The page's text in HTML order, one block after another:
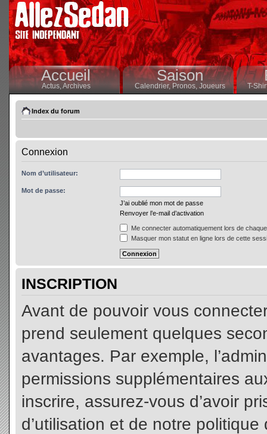
Accueil
Actus,Archives
Saison
Calendrier,Pronos, Joueurs T-
Index du forum
Connexion
Nom d’utilisateur:
Mot de passe:
J’ai oublié mon mot de passe
Renvoyer l’e-mail d’activation
Me connecter automatiquement lors de
Masquer mon statut en ligne lors de cette
INSCRIPTION
Avant de pouvoir vous
prend seulement quelques
avantages. Par exemple,
permissions supplémentaires
inscrire, assurez-vous d’avoir
d’utilisation et de notre